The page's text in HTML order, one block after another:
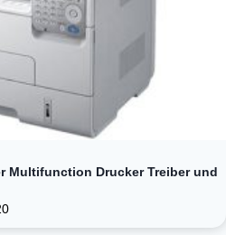
Multifunction Drucker Treiber und